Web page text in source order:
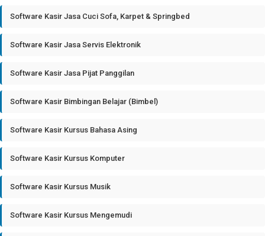
Software Kasir Jasa Cuci Sofa, Karpet & Springbed
Software Kasir Jasa Servis Elektronik
Software Kasir Jasa Pijat Panggilan
Software Kasir Bimbingan Belajar (Bimbel)
Software Kasir Kursus Bahasa Asing
Software Kasir Kursus Komputer
Software Kasir Kursus Musik
Software Kasir Kursus Mengemudi